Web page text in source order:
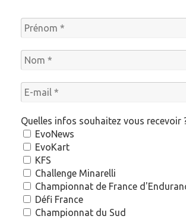
Quelles infos souhaitez vous recevoir
EvoNews
EvoKart
KFS
Challenge Minarelli
Championnat de France
Défi France
Championnat du Sud